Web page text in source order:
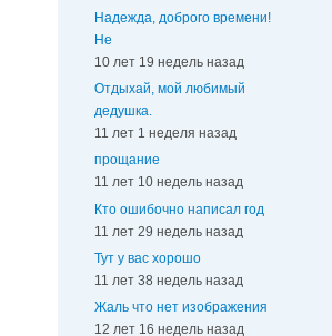
Надежда, доброго времени!
Не
10 лет 19 недель назад
Отдыхай, мой любимый
дедушка.
11 лет 1 неделя назад
прощание
11 лет 10 недель назад
Кто ошибочно написал год
11 лет 29 недель назад
Тут у вас хорошо
11 лет 38 недель назад
Жаль что нет изображения
12 лет 16 недель назад